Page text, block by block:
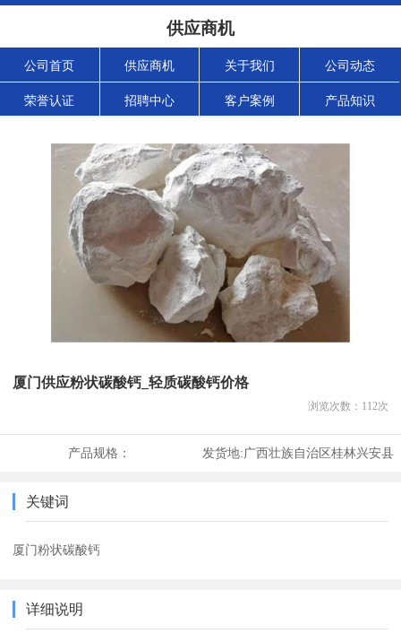
供应商机
公司首页 供应商机 关于我们 公司动态
荣誉认证 招聘中心 客户案例 产品知识
厦门供应粉状碳酸钙_轻质碳酸钙价格
浏览次数： 112次
产品规格： 发货地:广西壮族自治区桂林兴安县
关键词
厦门粉状碳酸钙
详细说明